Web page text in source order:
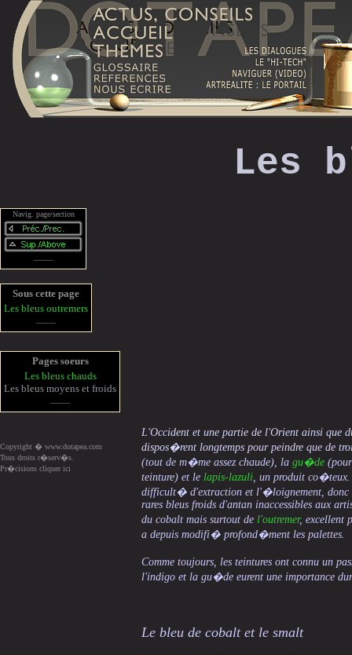
Navig. page/section
Sous cette page
Les bleus outremers
Pages soeurs
Les bleus chauds
Les bleus moyens et froids
Copyright � www.dotapea.com
Tous droits r�serv�s.
Pr�cisions cliquer ici
Les
L'Occident et une partie de l'Orient ainsi que
dispos�rent longtemps pour peindre que de
(tout de m�me assez chaude), la gu�de
teinture) et le lapis-lazuli, un produit co�teux.
difficult� d'extraction et l'�loignement, donc
rares bleus froids d'antan inaccessibles aux
du cobalt mais surtout de l'outremer, excellent
a depuis modifi� profond�ment les palettes.
Comme toujours, les teintures ont connu un
l'indigo et la gu�de eurent une importance
Le bleu de cobalt et le smalt